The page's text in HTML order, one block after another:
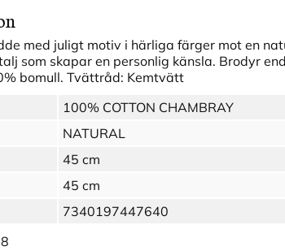
med juligt motiv i härliga färger mot en
som skapar en personlig känsla. Brodyr
bomull. Tvättråd: Kemtvätt
100% COTTON CHAMBRAY
NATURAL
45 cm
45 cm
7340197447640